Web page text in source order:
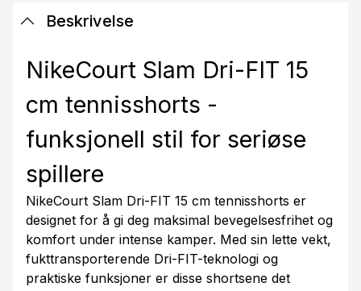
Beskrivelse
NikeCourt Slam Dri-FIT 15
cm tennisshorts -
funksjonell stil for seriøse
spillere
NikeCourt Slam Dri-FIT 15 cm tennisshorts er
designet for å gi deg maksimal bevegelsesfrihet og
komfort under intense kamper. Med sin lette vekt,
fukttransporterende Dri-FIT-teknologi og
praktiske funksjoner er disse shortsene det